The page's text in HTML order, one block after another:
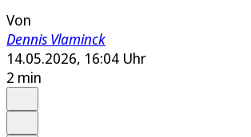
Von
Dennis Vlaminck
14.05.2026, 16:04 Uhr
2 min